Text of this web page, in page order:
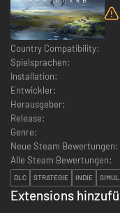
Country Compatibility:
Spielsprachen:
Installation:
Entwickler:
Herausgeber:
Release:
Genre:
Neue Steam Bewertungen:
Alle Steam Bewertungen:
DLC STRATEGIE INDIE
Extensions